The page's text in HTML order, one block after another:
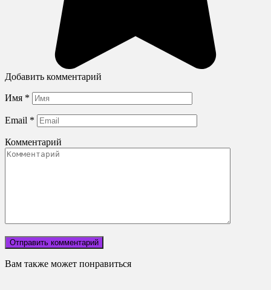
Добавить комментарий
Имя *
Email *
Комментарий
Вам также может понравиться